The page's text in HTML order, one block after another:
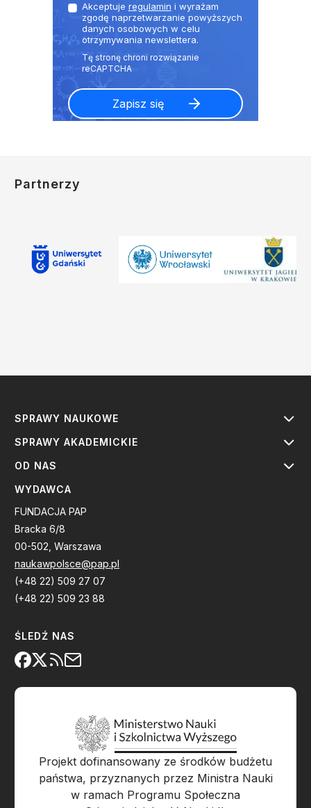
Akceptuje regulamin i wyrażam
zgodę naprzetwarzanie powyższych
danych osobowych w celu
otrzymywania newslettera.
Partnerzy
SPRAWY NAUKOWE
SPRAWY AKADEMICKIE
OD NAS
WYDAWCA
FUNDACJA PAP
Bracka 6/8
00-502, Warszawa
naukawpolsce@pap.pl
(+48 22) 509 27 07
(+48 22) 509 23 88
ŚLEDŹ NAS
Projekt dofinansowany ze środków budżetu
państwa, przyznanych przez Ministra Nauki
w ramach Programu Społeczna